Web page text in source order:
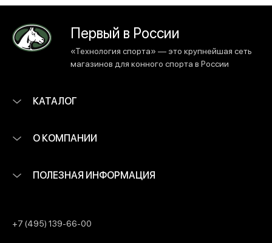
Первый в России
«Технология спорта» — это крупнейшая сеть
магазинов для конного спорта в России
КАТАЛОГ
О КОМПАНИИ
ПОЛЕЗНАЯ ИНФОРМАЦИЯ
+7 (495) 139-66-00